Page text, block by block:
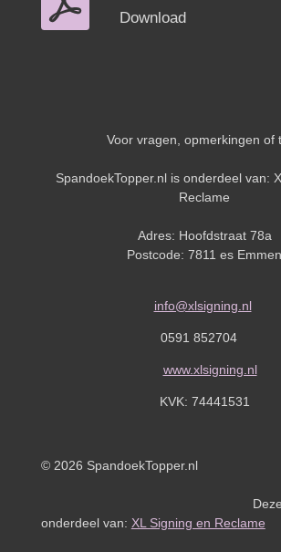
Download
Voor vragen, opmerkingen of
SpandoekTopper.nl is onderdeel van:
Reclame
Adres: Hoofdstraat 78a
Postcode: 7811 es Emmen
info@xlsigning.nl
0591 852704
www.xlsigning.nl
KVK: 74441531
© 2026
Deze
onderdeel van: XL Signing en Reclame